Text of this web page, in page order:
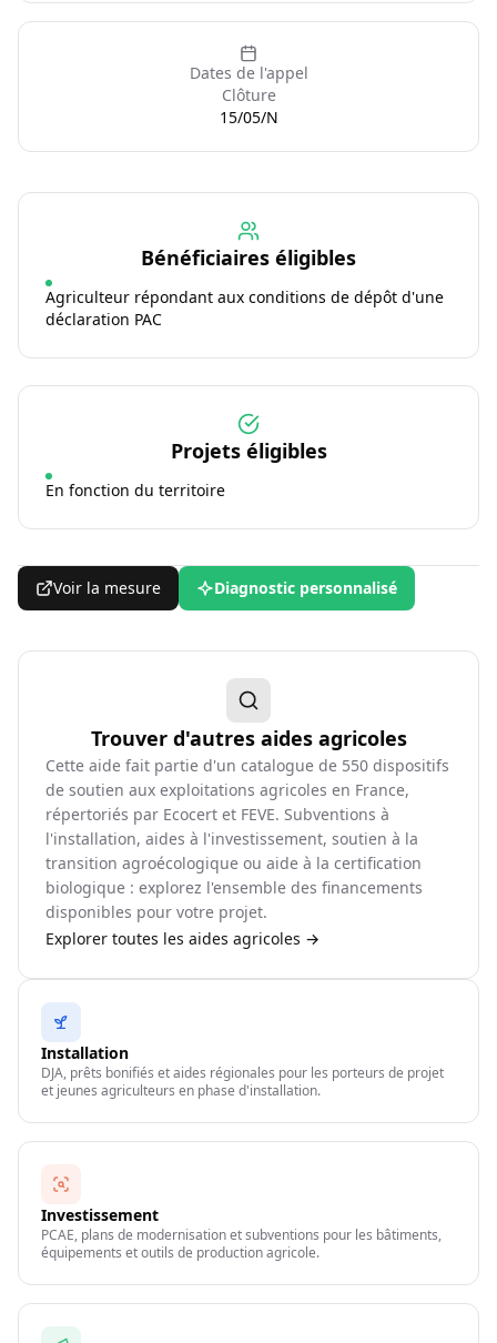
Dates de l'appel
Clôture
15/05/N
Bénéficiaires éligibles
Agriculteur répondant aux conditions de dépôt d'une
déclaration PAC
Projets éligibles
En fonction du territoire
Voir la mesure Diagnostic personnalisé
Trouver d'autres aides agricoles
Cette aide fait partie d'un catalogue de 550 dispositifs
de soutien aux exploitations agricoles en France,
répertoriés par Ecocert et FEVE. Subventions à
l'installation, aides à l'investissement, soutien à la
transition agroécologique ou aide à la certification
biologique : explorez l'ensemble des financements
disponibles pour votre projet.
Explorer toutes les aides agricoles →
Installation
DJA, prêts bonifiés et aides régionales pour les porteurs de projet
et jeunes agriculteurs en phase d'installation.
Investissement
PCAE, plans de modernisation et subventions pour les bâtiments,
équipements et outils de production agricole.